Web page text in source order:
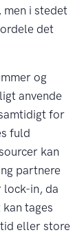
men i stedet
det
og
anvende
for
fuld
kan
partnere
lock-in, da
tages
eller store